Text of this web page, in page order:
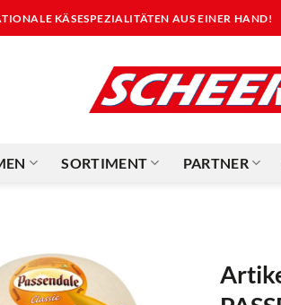
KÄSESPEZIALITÄTEN AUS EINER HAND!
SORTIMENT PARTNER